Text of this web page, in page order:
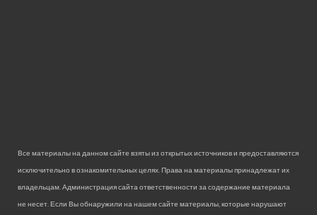
Все материалы на данном сайте взяты из открытых источников и предоставляются
исключительно в ознакомительных целях. Права на материалы принадлежат их
владельцам. Администрация сайта ответственности за содержание материала
не несет. Если Вы обнаружили на нашем сайте материалы, которые нарушают